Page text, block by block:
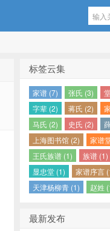
标签云集
家谱 (7) 张氏 (3)
字辈 (2)
蒋氏 (2)
马氏 (2)
史氏 (2)
上海图书馆 (2)
家谱
王氏族谱 (1)
族谱 (1)
显忠堂 (1)
家谱序言
天津杨柳青 (1)
赵姓
最新发布